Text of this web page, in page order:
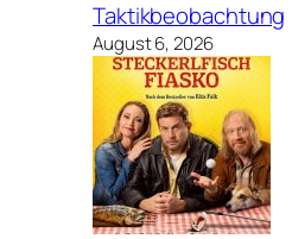
Taktikbeobachtung
August 6, 2026